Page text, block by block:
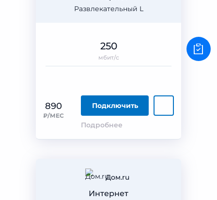
Развлекательный L
890
₽/МЕС
Подключить
Подробнее
250
мбит/с
Дом.ru
Интернет